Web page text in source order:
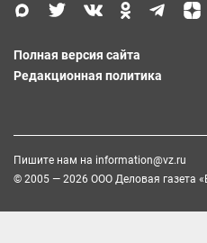
Полная версия сайта
Редакционная политика
Пишите нам на information@vz.ru
© 2005 — 2026 ООО Деловая газета